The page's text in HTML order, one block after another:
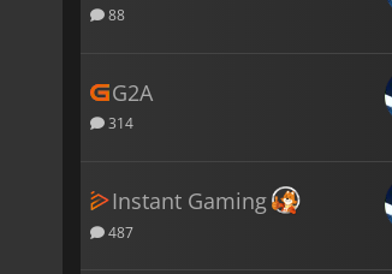
88
G2A
314
Instant Gaming
487